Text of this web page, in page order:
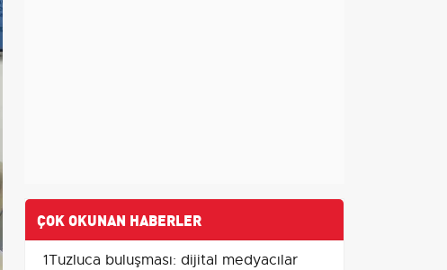
ÇOK OKUNAN HABERLER
1Tuzluca buluşması: dijital medyacılar